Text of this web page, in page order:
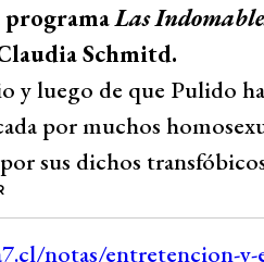
programaLas
Schmitd.
y luego de que Pulido
por muchos
sus dichos